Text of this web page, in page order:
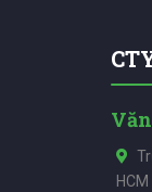
HCM